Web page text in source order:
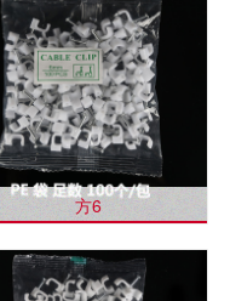
方6